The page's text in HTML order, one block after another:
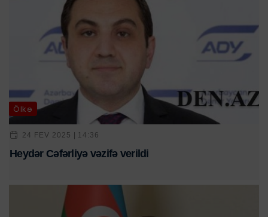
Ölkə
24 FEV 2025 | 14:36
Heydər Cəfərliyə vəzifə verildi